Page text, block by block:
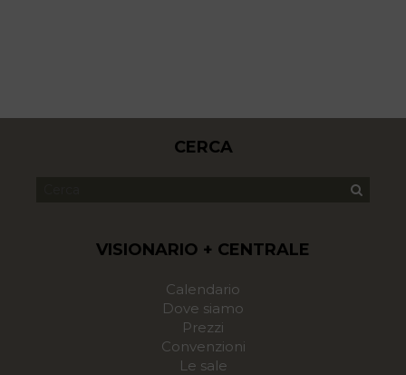
CERCA
VISIONARIO + CENTRALE
Calendario
Dove siamo
Prezzi
Convenzioni
Le sale